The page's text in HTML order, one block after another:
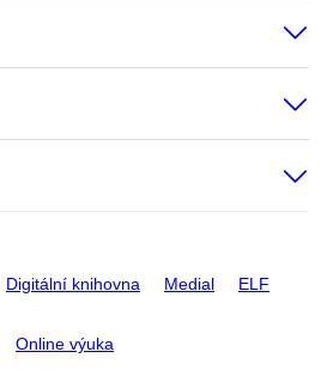
Digitální knihovna Medial ELF
Online výuka